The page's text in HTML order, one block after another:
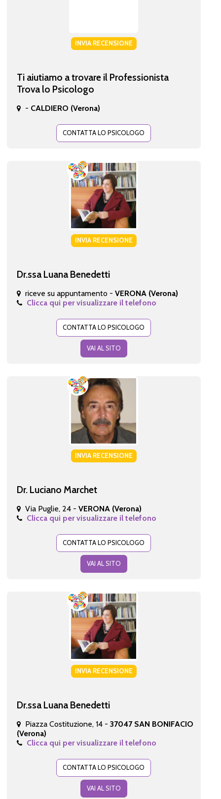
INVIA RECENSIONE
Ti aiutiamo a trovare il Professionista
Trova lo Psicologo
- CALDIERO (Verona)
CONTATTA LO PSICOLOGO
INVIA RECENSIONE
Dr.ssa Luana Benedetti
riceve su appuntamento - VERONA (Verona)
Clicca qui per visualizzare il telefono
CONTATTA LO PSICOLOGO
VAI AL SITO
INVIA RECENSIONE
Dr. Luciano Marchet
Via Puglie, 24 - VERONA (Verona)
Clicca qui per visualizzare il telefono
CONTATTA LO PSICOLOGO
VAI AL SITO
INVIA RECENSIONE
Dr.ssa Luana Benedetti
Piazza Costituzione, 14 - 37047 SAN BONIFACIO
(Verona)
Clicca qui per visualizzare il telefono
CONTATTA LO PSICOLOGO
VAI AL SITO